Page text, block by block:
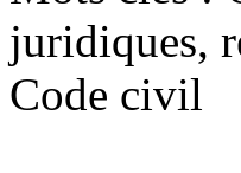
juridiques,
Code civil